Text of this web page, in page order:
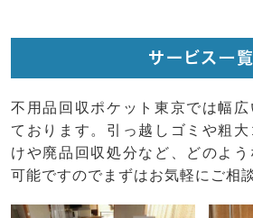
サービス一覧
不用品回収ポケット東京では幅
ております。引っ越しゴミや粗
けや廃品回収処分など、どのよ
可能ですのでまずはお気軽にご相